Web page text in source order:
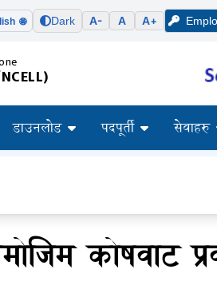
🌐 Dark A- A A+
डाउनलोड पदपूर्ती सेवाहरु
कोषवाट